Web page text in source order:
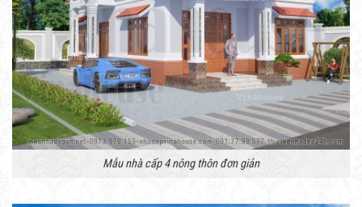
Mẫu nhà cấp 4 nông thôn đơn giản